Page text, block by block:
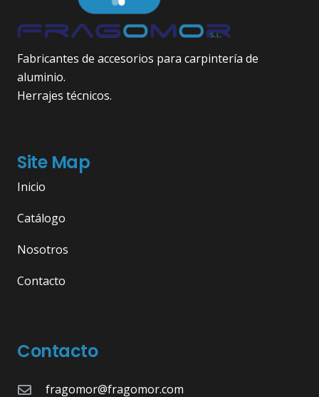
Fabricantes de accesorios para carpintería de
aluminio.
Herrajes técnicos.
Site Map
Inicio
Catálogo
Nosotros
Contacto
Contacto
fragomor@fragomor.com